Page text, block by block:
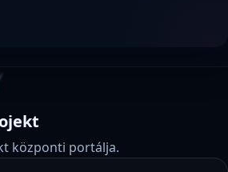
központi portálja.